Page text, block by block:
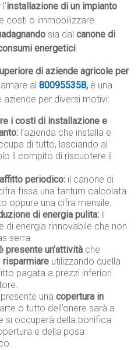
installazione di un impianto
costi o immobilizzare
sia dalcanone di
energetici!
di aziende agricole per
al800955358, è una
per diversi motivi:
i costi di installazione e
l’azienda che installa e
di tutto, lasciando al
il compito di riscuotere il
periodico: il canone di
fissa una tantum calcolata
oppure una cifra mensile.
di energia pulita: il
energia rinnovabile che non
serra.
un’attività che
risparmiare utilizzando quella
pagata a prezzi inferiori
unacopertura in
o tutto dell’onere sarà a
si occuperà della bonifica
e della posa